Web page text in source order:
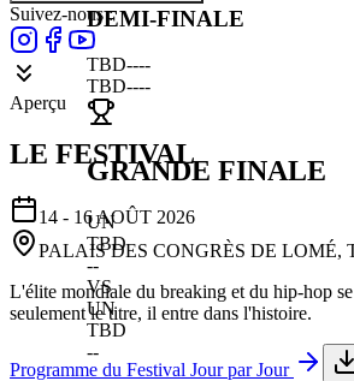
Suivez-nous :
Aperçu
LE FESTIVAL
14 - 16 AOÛT 2026
PALAIS DES CONGRÈS DE LOMÉ,
L'élite mondiale du breaking et du hip-hop
seulement le titre, il entre dans l'histoire.
Programme du Festival Jour par Jour
DEMI-FINALE
TBD----
TBD----
GRANDE FINALE
UN
TBD
--
VS
UN
TBD
--